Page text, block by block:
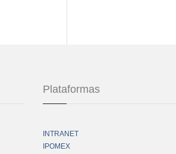
Plataformas
INTRANET
IPOMEX